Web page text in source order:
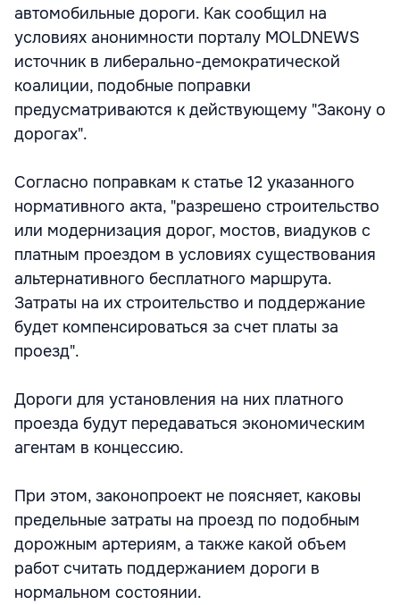
автомобильные дороги. Как сообщил на
условиях анонимности порталу MOLDNEWS
источник в либерально-демократической
коалиции, подобные поправки
предусматриваются к действующему "Закону о
дорогах".
Согласно поправкам к статье 12 указанного
нормативного акта, "разрешено строительство
или модернизация дорог, мостов, виадуков с
платным проездом в условиях существования
альтернативного бесплатного маршрута.
Затраты на их строительство и поддержание
будет компенсироваться за счет платы за
проезд".
Дороги для установления на них платного
проезда будут передаваться экономическим
агентам в концессию.
При этом, законопроект не поясняет, каковы
предельные затраты на проезд по подобным
дорожным артериям, а также какой объем
работ считать поддержанием дороги в
нормальном состоянии.